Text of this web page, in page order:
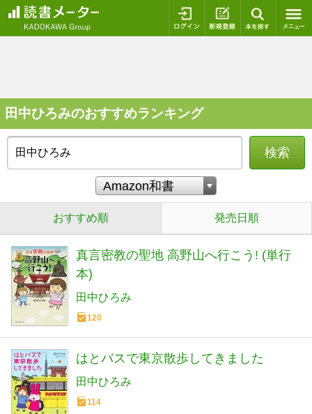
ログイン 新規登録
田中ひろみのおすすめランキング
検索
おすすめ順 発売日順
真言密教の聖地 高野山へ行こう! (単行
本)
田中ひろみ
120
はとバスで東京散歩してきました
田中ひろみ
114